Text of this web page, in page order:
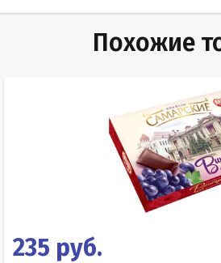
Похожие
235 руб.